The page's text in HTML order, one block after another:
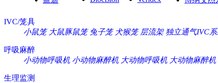
IVC/笼具
小鼠笼 大鼠豚鼠笼 兔子笼 犬猴笼 层流架 独立通气IVC
呼吸麻醉
小动物呼吸机 小动物麻醉机 大动物呼吸机 大动物麻醉机
生理监测